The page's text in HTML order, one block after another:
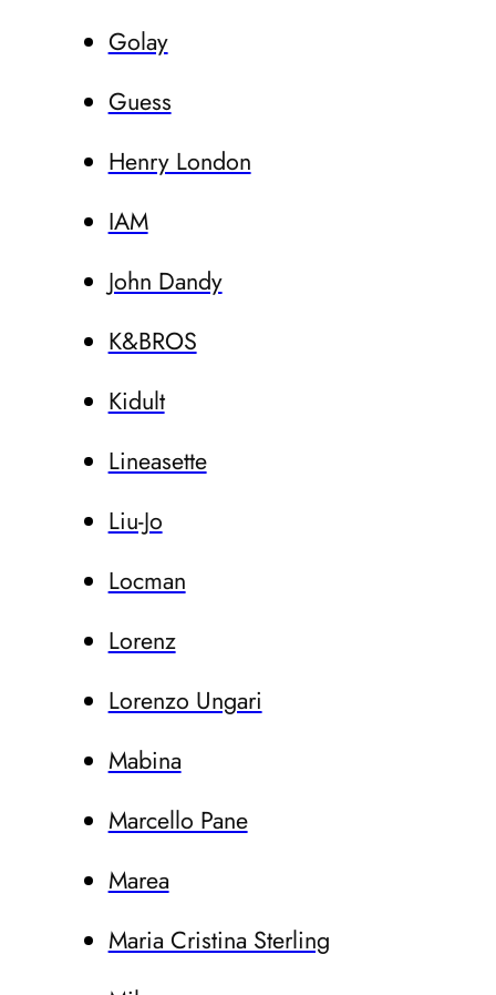
Golay
Guess
Henry London
IAM
John Dandy
K&BROS
Kidult
Lineasette
Liu-Jo
Locman
Lorenz
Lorenzo Ungari
Mabina
Marcello Pane
Marea
Maria Cristina Sterling